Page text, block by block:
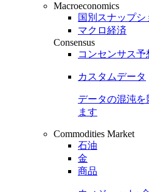
Macroeconomics
国別スナップシ
マクロ経済
Consensus
コンセンサス予
カスタムデータ
データの混沌を
ます
Commodities Market
石油
金
商品